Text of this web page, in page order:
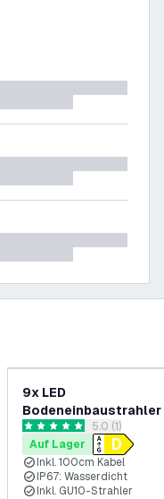
hinzufügen
9x LED
Bodeneinbaustrahler
IP67 - 3W - 2700K -
5 Bewertungssterne
5.0 (1)
Auf Lager
Inkl. 100cm Kabel
IP67: Wasserdicht
Inkl. GU10-Strahler